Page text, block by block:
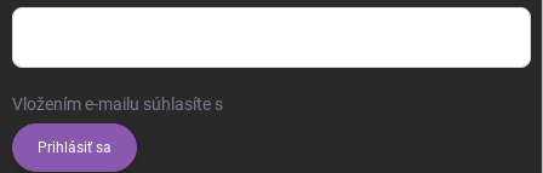
Vložením e-mailu súhlasíte s
Prihlásiť sa